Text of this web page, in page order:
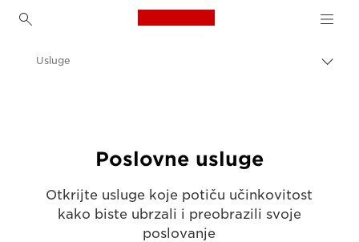
Canon Logo, back to
Usluge
Poslovne usluge
Otkrijte usluge koje potiču učinkovitost
kako biste ubrzali i preobrazili svoje
poslovanje